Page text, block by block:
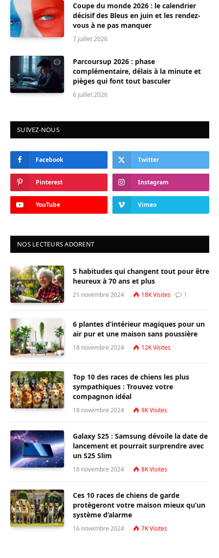
Coupe du monde 2026 : le calendrier
décisif des Bleus en juin et les rendez-
vous à ne pas manquer
7 juillet 2026
Parcoursup 2026 : phase
complémentaire, délais à la minute et
pièges qui font tout basculer
6 juillet 2026
SUIVEZ-NOUS
Facebook Twitter
Pinterest Instagram
YouTube Vimeo
NOS LECTEURS ADORENT
5 habitudes qui changent tout pour être
heureux à 70 ans et plus
21 novembre 2024 18KVisites 1
6 plantes d’intérieur magiques pour un
air pur et une maison sans poussière
18 novembre 2024 12KVisites
Top 10 des races de chiens les plus
sympathiques : Trouvez votre
compagnon idéal
18 novembre 2024 9KVisites
Galaxy S25 : Samsung dévoile la date de
lancement et pourrait surprendre avec
un S25 Slim
16 novembre 2024 8KVisites
Ces 10 races de chiens de garde
protègeront votre maison mieux qu’un
système d’alarme
16 novembre 2024 7KVisites